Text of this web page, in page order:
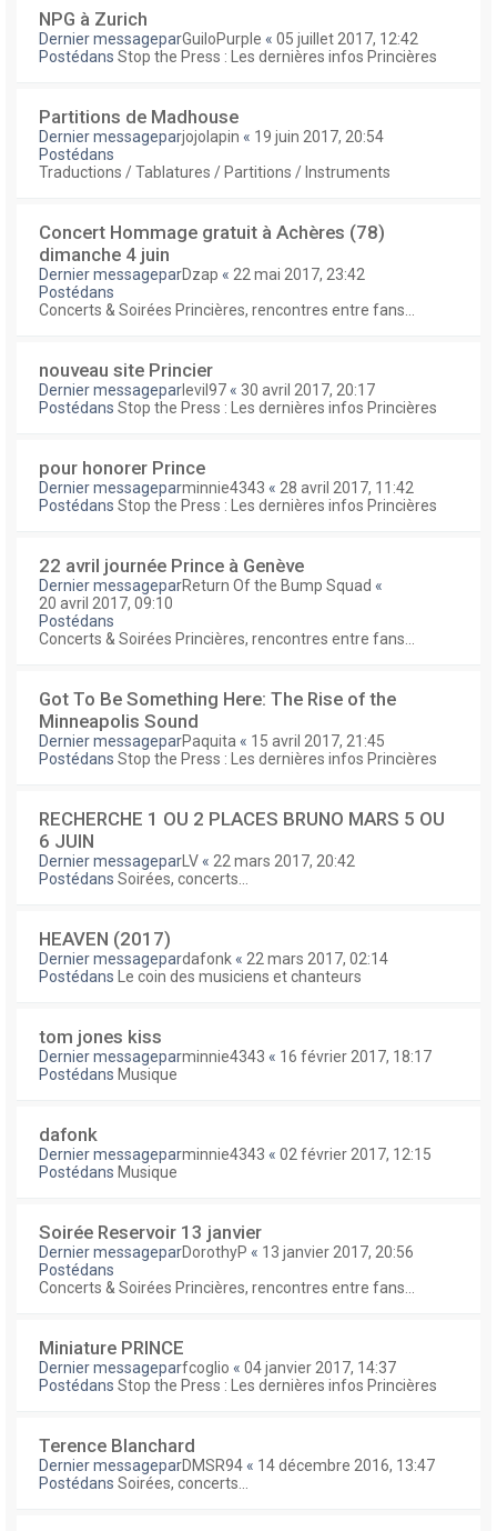
NPG à Zurich
Dernier messageparGuiloPurple « 05 juillet 2017, 12:42
Postédans Stop the Press : Les dernières infos Princières
Partitions de Madhouse
Dernier messageparjojolapin « 19 juin 2017, 20:54
Postédans
Traductions / Tablatures / Partitions / Instruments
Concert Hommage gratuit à Achères (78)
dimanche 4 juin
Dernier messageparDzap « 22 mai 2017, 23:42
Postédans
Concerts & Soirées Princières, rencontres entre fans...
nouveau site Princier
Dernier messageparlevil97 « 30 avril 2017, 20:17
Postédans Stop the Press : Les dernières infos Princières
pour honorer Prince
Dernier messageparminnie4343 « 28 avril 2017, 11:42
Postédans Stop the Press : Les dernières infos Princières
22 avril journée Prince à Genève
Dernier messageparReturn Of the Bump Squad «
20 avril 2017, 09:10
Postédans
Concerts & Soirées Princières, rencontres entre fans...
Got To Be Something Here: The Rise of the
Minneapolis Sound
Dernier messageparPaquita « 15 avril 2017, 21:45
Postédans Stop the Press : Les dernières infos Princières
RECHERCHE 1 OU 2 PLACES BRUNO MARS 5 OU
6 JUIN
Dernier messagepar LV « 22 mars 2017, 20:42
Postédans Soirées, concerts...
HEAVEN (2017)
Dernier messagepardafonk « 22 mars 2017, 02:14
Postédans
Le coin des musiciens et chanteurs
tom jones kiss
Dernier messageparminnie4343 « 16 février 2017, 18:17
Postédans Musique
dafonk
Dernier messageparminnie4343 « 02 février 2017, 12:15
Postédans Musique
Soirée Reservoir 13 janvier
Dernier messageparDorothyP « 13 janvier 2017, 20:56
Postédans
Concerts & Soirées Princières, rencontres entre fans...
Miniature PRINCE
Dernier messageparfcoglio « 04 janvier 2017, 14:37
Postédans Stop the Press : Les dernières infos Princières
Terence Blanchard
Dernier messageparDMSR94 « 14 décembre 2016, 13:47
Postédans Soirées, concerts...